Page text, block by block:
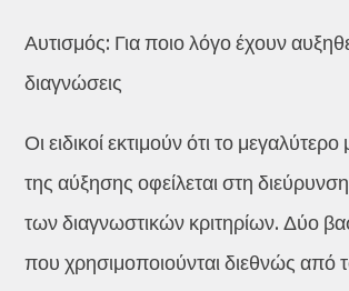
Αυτισμός: Για ποιο λόγο έχουν
διαγνώσεις
Οι ειδικοί εκτιμούν ότι το
της αύξησης οφείλεται στη
των διαγνωστικών κριτηρίων. Δύο
που χρησιμοποιούνται διεθνώς από